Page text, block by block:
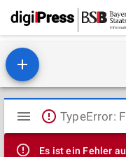
Mirador
Viewer
Es ist ein Fehler